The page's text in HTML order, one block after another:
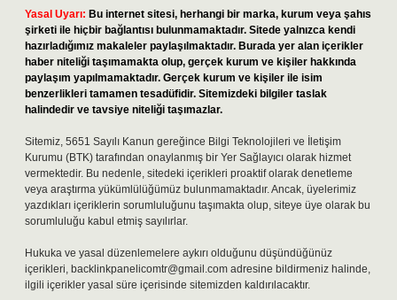
Yasal Uyarı: Bu internet sitesi, herhangi bir marka, kurum veya şahıs
şirketi ile hiçbir bağlantısı bulunmamaktadır. Sitede yalnızca kendi
hazırladığımız makaleler paylaşılmaktadır. Burada yer alan içerikler
haber niteliği taşımamakta olup, gerçek kurum ve kişiler hakkında
paylaşım yapılmamaktadır. Gerçek kurum ve kişiler ile isim
benzerlikleri tamamen tesadüfidir. Sitemizdeki bilgiler taslak
halindedir ve tavsiye niteliği taşımazlar.
Sitemiz, 5651 Sayılı Kanun gereğince Bilgi Teknolojileri ve İletişim
Kurumu (BTK) tarafından onaylanmış bir Yer Sağlayıcı olarak hizmet
vermektedir. Bu nedenle, sitedeki içerikleri proaktif olarak denetleme
veya araştırma yükümlülüğümüz bulunmamaktadır. Ancak, üyelerimiz
yazdıkları içeriklerin sorumluluğunu taşımakta olup, siteye üye olarak bu
sorumluluğu kabul etmiş sayılırlar.
Hukuka ve yasal düzenlemelere aykırı olduğunu düşündüğünüz
içerikleri, backlinkpanelicomtr@gmail.com adresine bildirmeniz halinde,
ilgili içerikler yasal süre içerisinde sitemizden kaldırılacaktır.